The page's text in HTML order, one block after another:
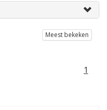
Meest bekeken
1